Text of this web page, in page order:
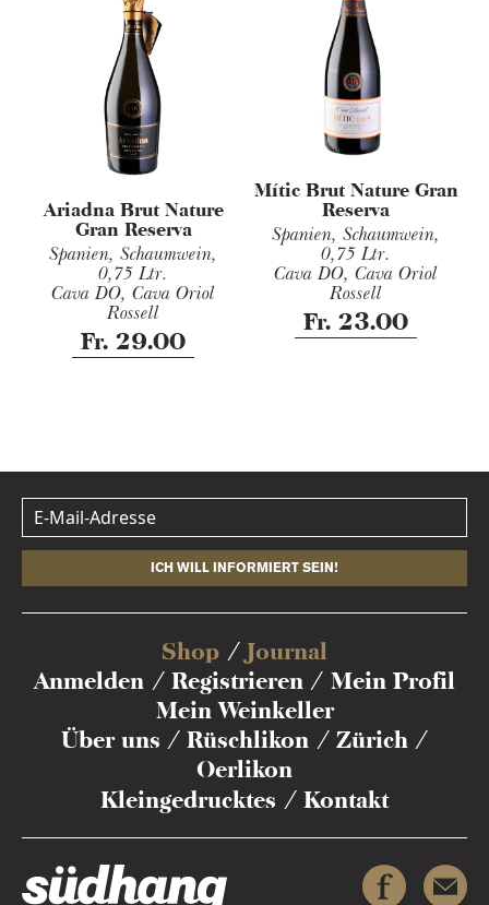
Mític Brut Nature Gran
Reserva
Spanien, Schaumwein,
0,75 Ltr.
Cava DO, Cava Oriol
Rossell
Fr. 23.00
Ariadna Brut Nature
Gran Reserva
Spanien, Schaumwein,
0,75 Ltr.
Cava DO, Cava Oriol
Rossell
Fr. 29.00
ICH WILL INFORMIERT SEIN!
Shop
Journal
Anmelden
Registrieren
Mein Profil
Mein Weinkeller
Über uns
Rüschlikon
Zürich
Oerlikon
Kleingedrucktes
Kontakt